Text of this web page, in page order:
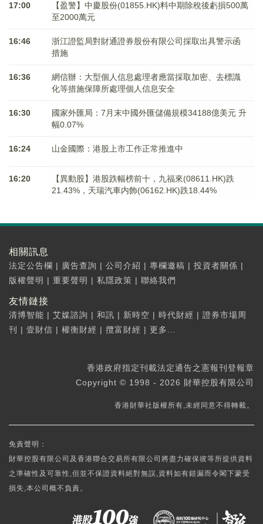
17:00
【盈警】中慶股份(01855.HK)料中期除稅後虧損500萬
至2000萬元
16:46
浙江證監局對財通證券股份有限公司採取出具警示函
措施
16:36
網信辦：大型個人信息處理者應當採取加密、去標識
化等措施保障所處理個人信息安全
16:30
國家外匯局：7月末中國外匯儲備規模34188億美元 升
幅0.07%
16:24 山金國際：港股上市工作正常推進中
16:20
【異動股】港股跌幅榜前十，九福來(08611.HK)跌
21.43%，天瑞汽車内飾(06162.HK)跌18.44%
相關訊息
法定公告欄 | 廣告查詢 | 公司介紹 | 專欄邀稿 | 投資者關係 |
版權聲明 | 重要聲明 | 私隱政策 | 聯絡我們
友情鏈接
清博智能 | 艾媒諮詢 | 和訊 | 新時空 | 時代財經 | 證券市場周
刊
| 壹財信 | 權衡財經 | 攬富財經 | 更多...
香港政府指定刊載法定通告之憲報刊登報章
Copyright © 1998 - 2026 財華控股有限公司
香港財華社版權所有,未經同意不得轉載。
免責聲明：
財華控股有限公司及香港聯合交易所有限公司將盡力確保彼等所提供資料
之準確性及可靠性,但並不保證資料絕對無誤,資料如有錯漏而令閣下蒙受
損失,本公司概不負責。